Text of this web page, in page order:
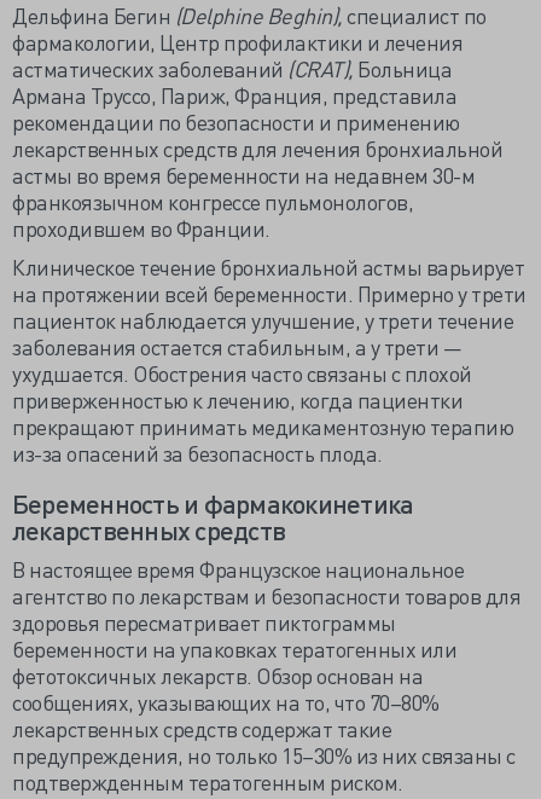
Дельфина Бегин (Delphine Beghin),специалист по
фармакологии, Центр профилактики и лечения
астматических заболеваний (CRAT), Больница
Армана Труссо, Париж, Франция, представила
рекомендации по безопасности и применению
лекарственных средств для лечения бронхиальной
астмы во время беременности на недавнем 30-м
франкоязычном конгрессе пульмонологов,
проходившем во Франции.
Клиническое течение бронхиальной астмы варьирует
на протяжении всей беременности. Примерно у трети
пациенток наблюдается улучшение, у трети течение
заболевания остается стабильным, а у трети —
ухудшается. Обострения часто связаны с плохой
приверженностью к лечению, когда пациентки
прекращают принимать медикаментозную терапию
из-за опасений за безопасность плода.
Беременность и фармакокинетика
лекарственных средств
В настоящее время Французское национальное
агентство по лекарствам и безопасности товаров для
здоровья пересматривает пиктограммы
беременности на упаковках тератогенных или
фетотоксичных лекарств. Обзор основан на
сообщениях, указывающих на то, что 70–80%
лекарственных средств содержат такие
предупреждения, но только 15–30% из них связаны с
подтвержденным тератогенным риском.